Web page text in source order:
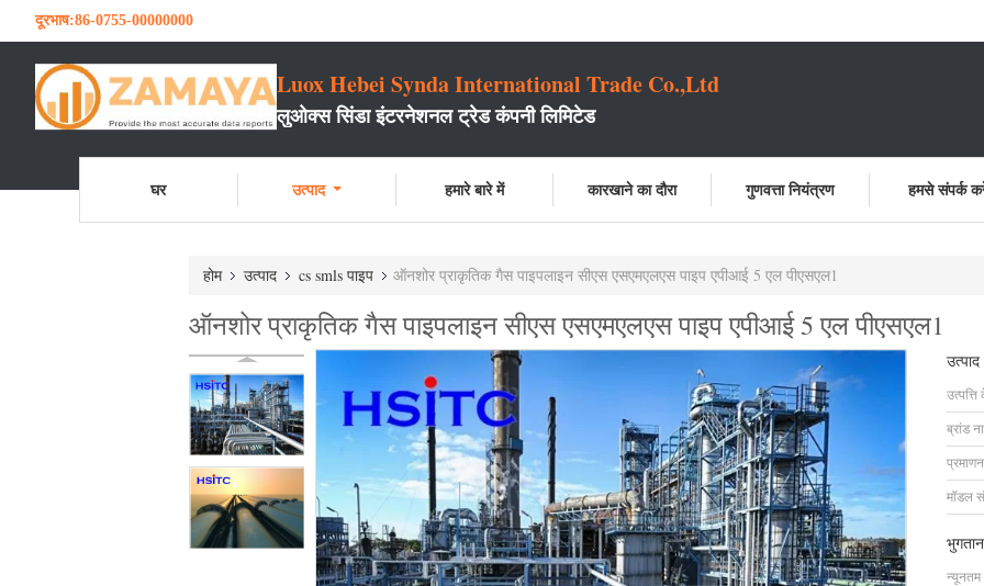
दूरभाष:86-0755-00000000
Luox Hebei Synda International Trade Co.,Ltd
लुओक्स सिंडा इंटरनेशनल ट्रेड कंपनी लिमिटेड
घर उत्पाद हमारे बारे में कारखाने का दौरा गुणवत्ता नियंत्रण हमसे संपर्क
होम उत्पाद cs smls पाइप ऑनशोर प्राकृतिक गैस पाइपलाइन सीएस एसएमएलएस पाइप एपीआई 5 एल पीएसएल1
ऑनशोर प्राकृतिक गैस पाइपलाइन सीएस एसएमएलएस पाइप एपीआई 5 एल पीएसएल1
ब्रांड
मॉडल
न्यूनतम